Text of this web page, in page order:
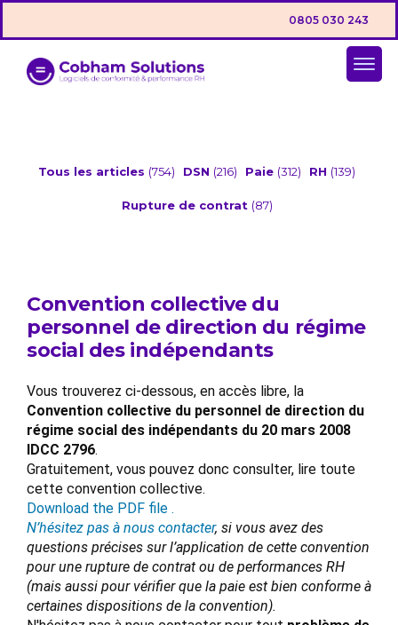
0805 030 243
Tous les articles (754) DSN (216) Paie (312) RH (139)
Rupture de contrat (87)
Convention collective du
personnel de direction du régime
social des indépendants
Vous trouverez ci-dessous, en accès libre, la
Convention collective du personnel de direction du
régime social des indépendants du 20 mars 2008
IDCC 2796.
Gratuitement, vous pouvez donc consulter, lire toute
cette convention collective.
Download the PDF file .
N’hésitez pas à nous contacter, si vous avez des
questions précises sur l’application de cette convention
pour une rupture de contrat ou de performances RH
(mais aussi pour vérifier que la paie est bien conforme à
certaines dispositions de la convention).